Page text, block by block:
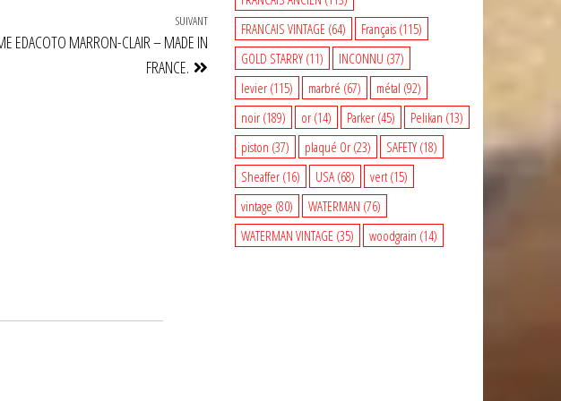
Article
suivant
SUIVANT
EDACOTO MARRON-CLAIR – MADE IN
FRANCE.
FRANCAIS VINTAGE (64) Français(115)
GOLD STARRY(11) INCONNU (37)
levier(115) marbré (67) métal (92)
noir(189) or(14) Parker(45) Pelikan (13)
piston (37) plaqué Or(23) SAFETY(18)
Sheaffer(16) USA(68) vert(15)
vintage (80) WATERMAN (76)
WATERMAN VINTAGE (35) woodgrain (14)